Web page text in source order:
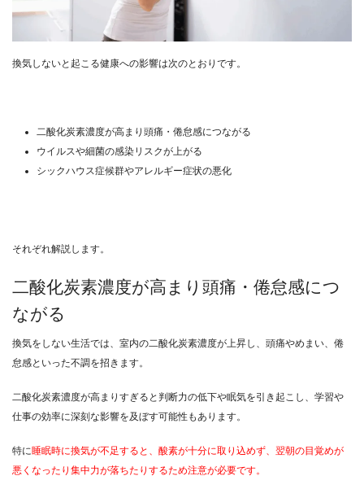
換気しないと起こる健康への影響は次のとおりです。
二酸化炭素濃度が高まり頭痛・倦怠感につながる
ウイルスや細菌の感染リスクが上がる
シックハウス症候群やアレルギー症状の悪化
それぞれ解説します。
二酸化炭素濃度が高まり頭痛・倦怠感につ
ながる
換気をしない生活では、室内の二酸化炭素濃度が上昇し、頭痛やめまい、倦
怠感といった不調を招きます。
二酸化炭素濃度が高まりすぎると判断力の低下や眠気を引き起こし、学習や
仕事の効率に深刻な影響を及ぼす可能性もあります。
特に睡眠時に換気が不足すると、酸素が十分に取り込めず、翌朝の目覚めが
悪くなったり集中力が落ちたりするため注意が必要です。